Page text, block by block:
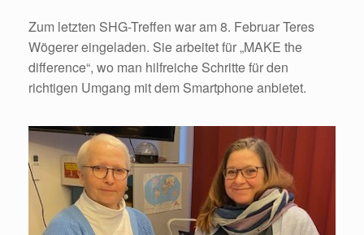
Zum letzten SHG-Treffen war am 8. Februar Teres
Wögerer eingeladen. Sie arbeitet für „MAKE the
difference“, wo man hilfreiche Schritte für den
richtigen Umgang mit dem Smartphone anbietet.